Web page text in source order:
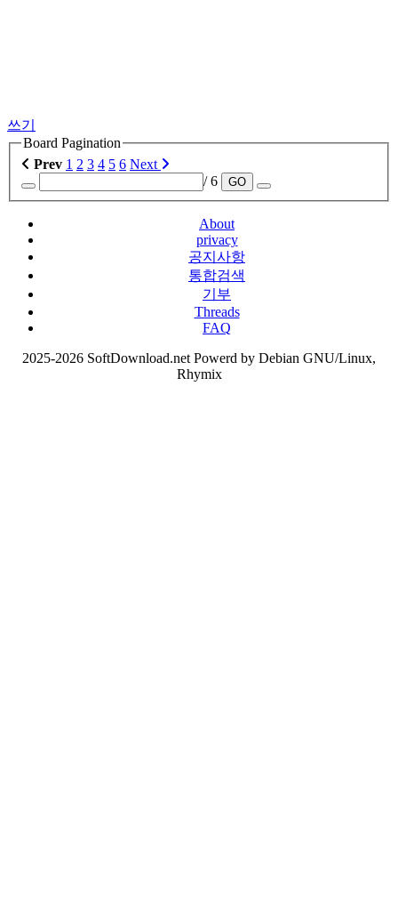
쓰기
Board Pagination
Prev 1 2 3 4 5 6 Next
/ 6
GO
About
privacy
공지사항
통합검색
기부
Threads
FAQ
2025-2026 SoftDownload.net Powerd by Debian GNU/Linux,
Rhymix